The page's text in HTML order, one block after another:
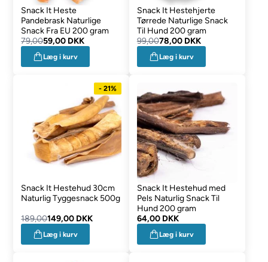
Snack It Heste
Pandebrask Naturlige
Snack Fra EU 200 gram
79,0059,00 DKK
Læg i kurv
Snack It Hestehjerte
Tørrede Naturlige Snack
Til Hund 200 gram
99,0078,00 DKK
Læg i kurv
- 21%
Snack It Hestehud 30cm
Naturlig Tyggesnack 500g
189,00149,00 DKK
Læg i kurv
Snack It Hestehud med
Pels Naturlig Snack Til
Hund 200 gram
64,00 DKK
Læg i kurv